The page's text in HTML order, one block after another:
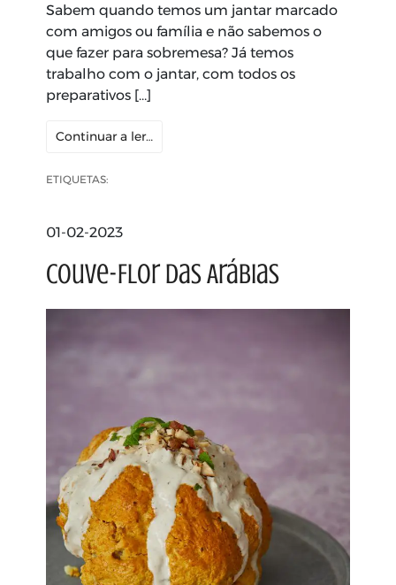
Sabem quando temos um jantar marcado
com amigos ou família e não sabemos o
que fazer para sobremesa? Já temos
trabalho com o jantar, com todos os
preparativos […]
Continuar a ler…
ETIQUETAS:
01-02-2023
Couve-Flor das Arábias